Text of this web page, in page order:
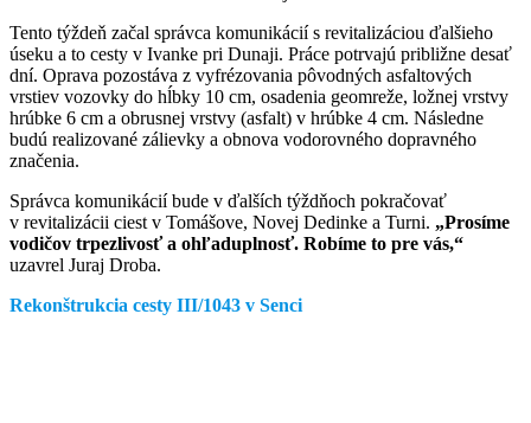
Tento týždeň začal správca komunikácií s revitalizáciou ďalšieho
úseku a to cesty v Ivanke pri Dunaji. Práce potrvajú približne desať
dní. Oprava pozostáva z vyfrézovania pôvodných asfaltových
vrstiev vozovky do hĺbky 10 cm, osadenia geomreže, ložnej vrstvy
hrúbke 6 cm a obrusnej vrstvy (asfalt) v hrúbke 4 cm. Následne
budú realizované zálievky a obnova vodorovného dopravného
značenia.
Správca komunikácií bude v ďalších týždňoch pokračovať
v revitalizácii ciest v Tomášove, Novej Dedinke a Turni. „Prosíme
vodičov trpezlivosť a ohľaduplnosť. Robíme to pre vás,“
uzavrel Juraj Droba.
Rekonštrukcia cesty III/1043 v Senci